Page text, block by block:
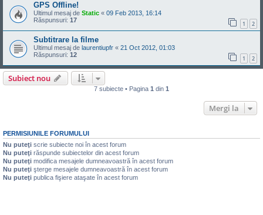
GPS Offline!
Ultimul mesaj de Static « 09 Feb 2013, 16:14
Răspunsuri: 17 1 2
Subtitrare la filme
Ultimul mesaj de laurentiupfr « 21 Oct 2012, 01:03
Răspunsuri: 12 1 2
Subiect nou
7 subiecte • Pagina 1 din 1
Mergi la
PERMISIUNILE FORUMULUI
Nu puteţi scrie subiecte noi în acest forum
Nu puteţi răspunde subiectelor din acest forum
Nu puteţi modifica mesajele dumneavoastră în acest forum
Nu puteţi şterge mesajele dumneavoastră în acest forum
Nu puteţi publica fişiere ataşate în acest forum